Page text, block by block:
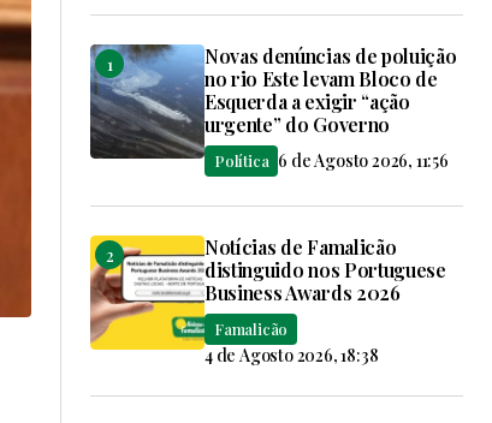
Novas denúncias de poluição
no rio Este levam Bloco de
Esquerda a exigir “ação
urgente” do Governo
Política 6 de Agosto 2026, 11:56
Notícias de Famalicão
distinguido nos Portuguese
Business Awards 2026
Famalicão
4 de Agosto 2026, 18:38